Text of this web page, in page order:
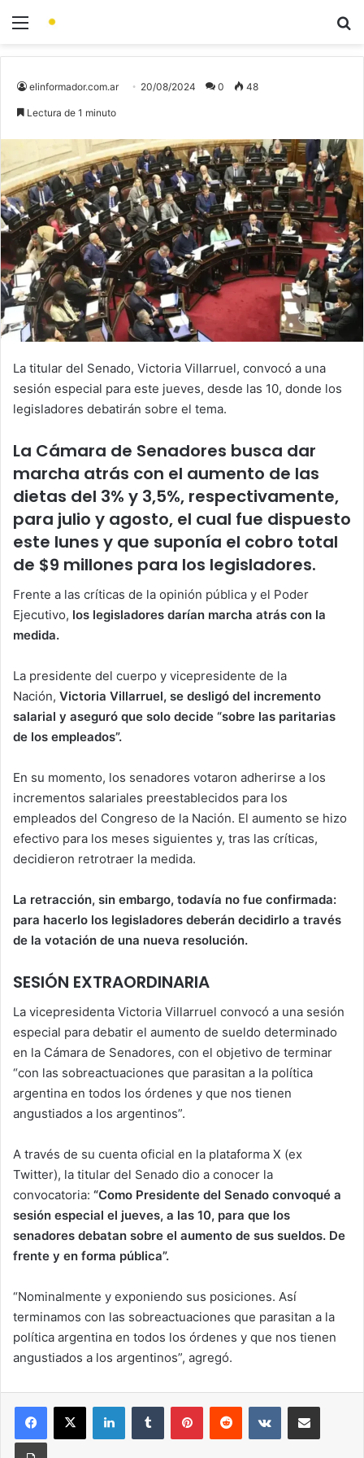
elinformador.com.ar 20/08/2024 0 48
Lectura de 1 minuto
La titular del Senado, Victoria Villarruel, convocó a una
sesión especial para este jueves, desde las 10, donde los
legisladores debatirán sobre el tema.
La Cámara de Senadores busca dar
marcha atrás con el aumento de las
dietas del 3% y 3,5%, respectivamente,
para julio y agosto, el cual fue dispuesto
este lunes y que suponía el cobro total
de $9 millones para los legisladores.
Frente a las críticas de la opinión pública y el Poder
Ejecutivo, los legisladores darían marcha atrás con la
medida.
La presidente del cuerpo y vicepresidente de la
Nación, Victoria Villarruel, se desligó del incremento
salarial y aseguró que solo decide “sobre las paritarias
de los empleados”.
En su momento, los senadores votaron adherirse a los
incrementos salariales preestablecidos para los
empleados del Congreso de la Nación. El aumento se hizo
efectivo para los meses siguientes y, tras las críticas,
decidieron retrotraer la medida.
La retracción, sin embargo, todavía no fue confirmada:
para hacerlo los legisladores deberán decidirlo a través
de la votación de una nueva resolución.
SESIÓN EXTRAORDINARIA
La vicepresidenta Victoria Villarruel convocó a una sesión
especial para debatir el aumento de sueldo determinado
en la Cámara de Senadores, con el objetivo de terminar
“con las sobreactuaciones que parasitan a la política
argentina en todos los órdenes y que nos tienen
angustiados a los argentinos”.
A través de su cuenta oficial en la plataforma X (ex
Twitter), la titular del Senado dio a conocer la
convocatoria: “Como Presidente del Senado convoqué a
sesión especial el jueves, a las 10, para que los
senadores debatan sobre el aumento de sus sueldos. De
frente y en forma pública”.
“Nominalmente y exponiendo sus posiciones. Así
terminamos con las sobreactuaciones que parasitan a la
política argentina en todos los órdenes y que nos tienen
angustiados a los argentinos”, agregó.